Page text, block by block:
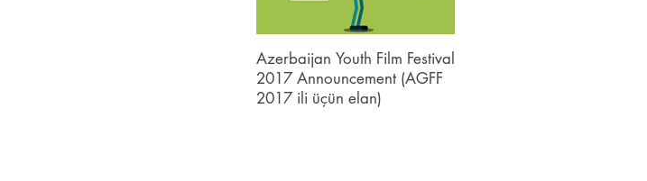
Azerbaijan Youth Film Festival
2017 Announcement (AGFF
2017 ili üçün elan)